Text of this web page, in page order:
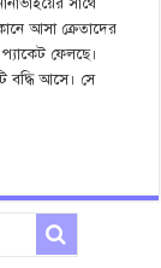
আসা ক্রেতাদের
ফেলছে।
বদ্ধি আসে। সে